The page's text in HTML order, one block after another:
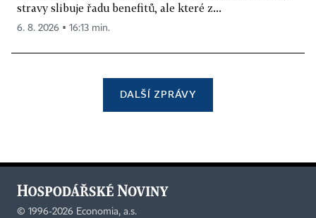
stravy slibuje řadu benefitů, ale které z...
6. 8. 2026 ▪ 16:13 min.
DALŠÍ ZPRÁVY
© 1996-2026 Economia, a.s.